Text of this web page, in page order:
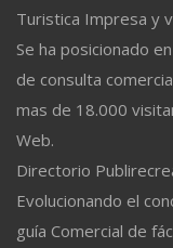
Turistica Impresa y
Se ha posicionado
de consulta
mas de 18.000
Web.
Directorio
Evolucionando el
guía Comercial de